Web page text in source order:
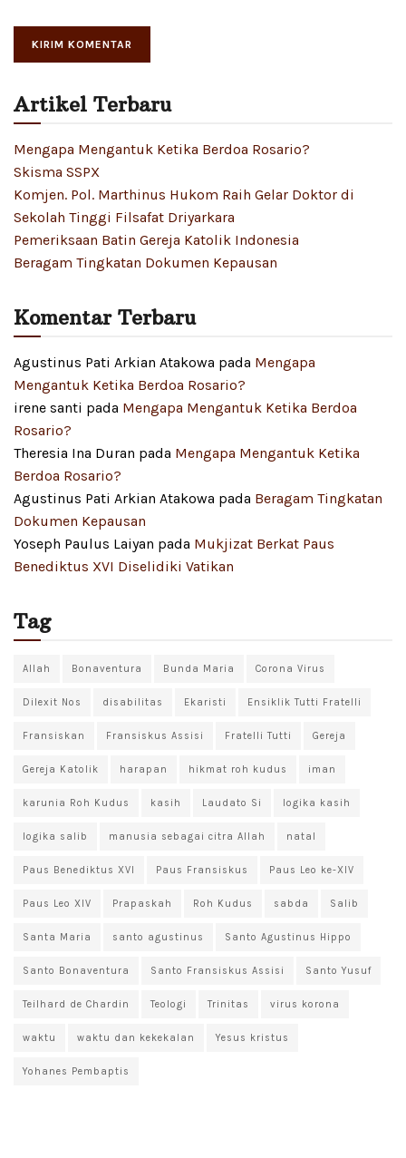
Artikel Terbaru
Mengapa Mengantuk Ketika Berdoa Rosario?
Skisma SSPX
Komjen. Pol. Marthinus Hukom Raih Gelar Doktor di
Sekolah Tinggi Filsafat Driyarkara
Pemeriksaan Batin Gereja Katolik Indonesia
Beragam Tingkatan Dokumen Kepausan
Komentar Terbaru
Agustinus Pati Arkian Atakowa pada Mengapa
Mengantuk Ketika Berdoa Rosario?
irene santi pada Mengapa Mengantuk Ketika Berdoa
Rosario?
Theresia Ina Duran pada Mengapa Mengantuk Ketika
Berdoa Rosario?
Agustinus Pati Arkian Atakowa pada Beragam Tingkatan
Dokumen Kepausan
Yoseph Paulus Laiyan pada Mukjizat Berkat Paus
Benediktus XVI Diselidiki Vatikan
Tag
Allah Bonaventura Bunda Maria Corona Virus
Dilexit Nos disabilitas Ekaristi Ensiklik Tutti Fratelli
Fransiskan Fransiskus Assisi Fratelli Tutti Gereja
Gereja Katolik harapan hikmat roh kudus iman
karunia Roh Kudus kasih Laudato Si logika kasih
logika salib manusia sebagai citra Allah natal
Paus Benediktus XVI Paus Fransiskus Paus Leo ke-XIV
Paus Leo XIV Prapaskah Roh Kudus sabda Salib
Santa Maria santo agustinus Santo Agustinus Hippo
Santo Bonaventura Santo Fransiskus Assisi Santo Yusuf
Teilhard de Chardin Teologi Trinitas virus korona
waktu waktu dan kekekalan Yesus kristus
Yohanes Pembaptis